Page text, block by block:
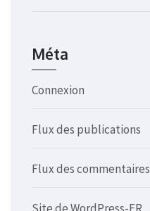
Méta
Connexion
Flux des publications
Flux des commentaires